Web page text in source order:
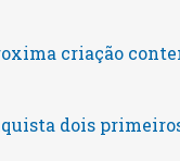
criação
dois